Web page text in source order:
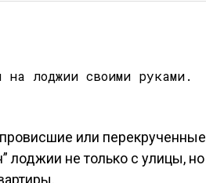
или перекрученные
лоджии не только с улицы, но